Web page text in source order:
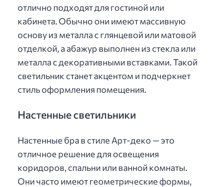
отлично подходят для гостиной или
кабинета. Обычно они имеют массивную
основу из металла с глянцевой или матовой
отделкой, а абажур выполнен из стекла или
металла с декоративными вставками. Такой
светильник станет акцентом и подчеркнет
стиль оформления помещения.
Настенные светильники
Настенные бра в стиле Арт-деко — это
отличное решение для освещения
коридоров, спальни или ванной комнаты.
Они часто имеют геометрические формы,